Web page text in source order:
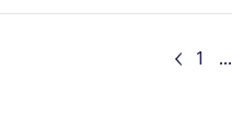
1 ...